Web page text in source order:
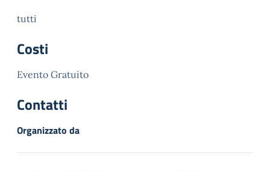
tutti
Costi
Evento Gratuito
Contatti
Organizzato da